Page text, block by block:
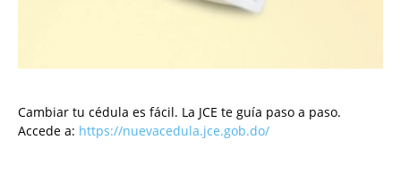
Cambiar tu cédula es fácil. La JCE te guía paso a paso.
Accede a: https://nuevacedula.jce.gob.do/